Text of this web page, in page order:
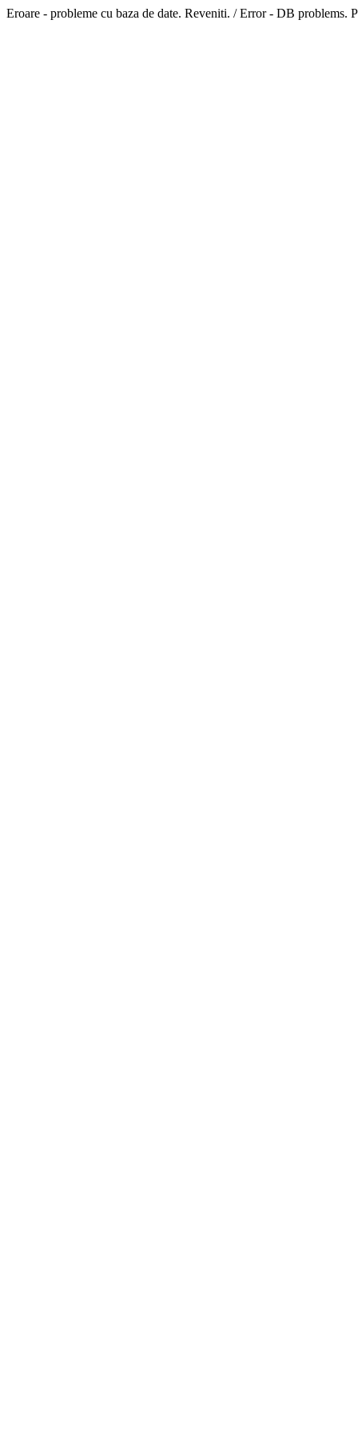
Eroare - probleme cu baza de date. Reveniti. / Error - DB problems.